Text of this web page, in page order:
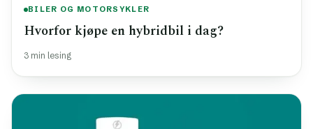
BILER OG MOTORSYKLER
Hvorfor kjøpe en hybridbil i dag?
3 min lesing